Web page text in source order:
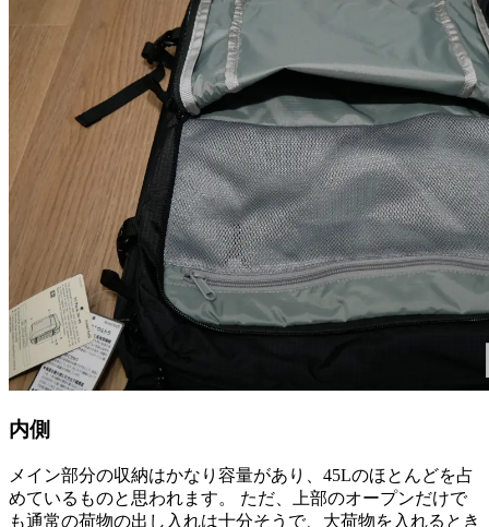
内側
メイン部分の収納はかなり容量があり、45Lのほとんどを占
めているものと思われます。 ただ、上部のオープンだけで
も通常の荷物の出し入れは十分そうで、大荷物を入れるとき